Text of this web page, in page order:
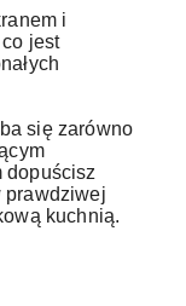
i
jest
się zarówno
dopuścisz
prawdziwej
kuchnią.